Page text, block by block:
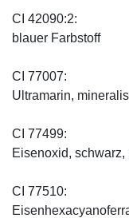
CI 42090:2:
blauer Farbstoff
CI 77007:
Ultramarin,
CI 77499:
Eisenoxid,
CI 77510: